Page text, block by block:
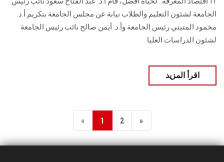
الجامعة لشئون التعليم والطلاب نيابة عن مجلس الجامعة بتكريم أ.د.
محمود المتيني رئيس الجامعة وأ.د. أيمن صالح نائب رئيس الجامعة
لشئون الدراسات العليا
اقرأ المزيد
« 1 2 »